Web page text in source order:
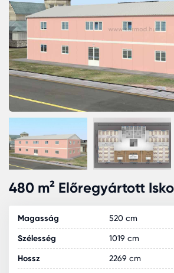
480 m² Előregyártott
Magasság 520 cm
Szélesség 1019 cm
Hossz 2269 cm